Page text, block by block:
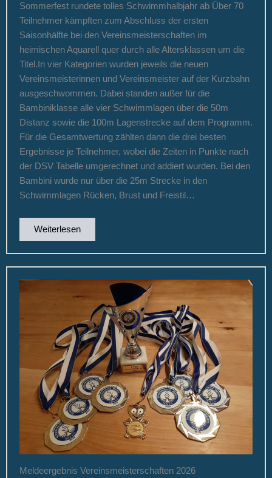
Sommerfest rundete tolles Schwimmhalbjahr ab Über 70
Teilnehmer kämpften zum Abschluss der ersten
Saisonhälfte bei den Vereinsmeisterschaften im
heimischen Aquarell quer durch alle Altersklassen um die
Titel.In vier Kategorien wurden jeweils die neuen
Vereinsmeisterinnen und Vereinsmeister auf der Kurzbahn
ausgeschwommen. Dabei standen außer für die
Bambiniklasse alle vier Schwimmlagen über die 50m
Distanz sowie die 100m Lagenstrecke auf dem Programm.
Für die Gesamtwertung zählten dann die drei besten
Ergebnisse je Teilnehmer, wobei die Zeiten in Punkte nach
der DSV Tabelle umgerechnet und addiert wurden. Bei den
Bambini wurde nur über die 25m Strecke in den
Schwimmlagen Rücken, Brust und Freistil…
Weiterlesen
Meldeergebnis Vereinsmeisterschaften 2026